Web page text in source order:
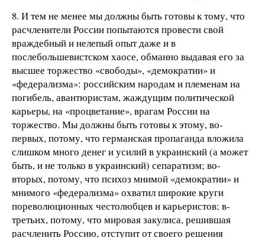
8. И тем не менее мы должны быть готовы к тому, что
расчленители России попытаются провести свой
враждебный и нелепый опыт даже и в
послебольшевистском хаосе, обманно выдавая его за
высшее торжество «свободы», «демократии» и
«федерализма»: российским народам и племенам на
погибель, авантюристам, жаждущим политической
карьеры, на «процветание», врагам России на
торжество. Мы должны быть готовы к этому, во-
первых, потому, что германская пропаганда вложила
слишком много денег и усилий в украинский (а может
быть, и не только в украинский) сепаратизм; во-
вторых, потому, что психоз мнимой «демократии» и
мнимого «федерализма» охватил широкие круги
пореволюционных честолюбцев и карьеристов; в-
третьих, потому, что мировая закулиса, решившая
расчленить Россию, отступит от своего решения